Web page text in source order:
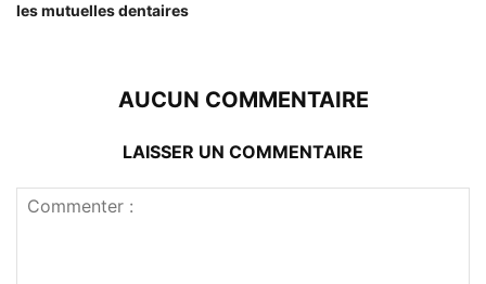
les mutuelles dentaires
AUCUN COMMENTAIRE
LAISSER UN COMMENTAIRE